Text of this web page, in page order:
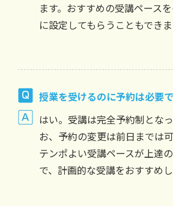
ます。おすすめの受講ペース
に設定してもらうこともできま
授業を受けるのに予約は必要
はい。受講は完全予約制とな
お、予約の変更は前日までは
テンポよい受講ペースが上達
で、計画的な受講をおすすめし